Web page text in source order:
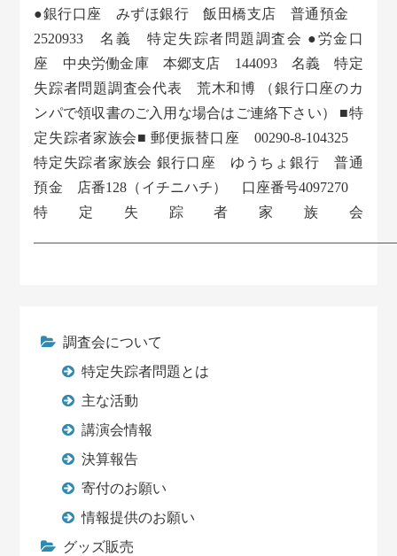
●銀行口座 みずほ銀行 飯田橋支店 普通預金
2520933 名義 特定失踪者問題調査会 ●労金口
座 中央労働金庫 本郷支店 144093 名義 特定
失踪者問題調査会代表 荒木和博 （銀行口座のカ
ンパで領収書のご入用な場合はご連絡下さい） ■特
定失踪者家族会■ 郵便振替口座 00290-8-104325
特定失踪者家族会 銀行口座 ゆうちょ銀行 普通
預金 店番128（イチニハチ） 口座番号4097270
特定失踪者家族会
調査会について
特定失踪者問題とは
主な活動
講演会情報
決算報告
寄付のお願い
情報提供のお願い
グッズ販売